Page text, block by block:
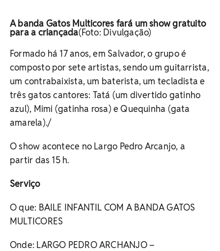
A banda Gatos Multicores fará um show gratuito
para a criançada(Foto: Divulgação)
Formado há 17 anos, em Salvador, o grupo é
composto por sete artistas, sendo um guitarrista,
um contrabaixista, um baterista, um tecladista e
três gatos cantores: Tatá (um divertido gatinho
azul), Mimi (gatinha rosa) e Quequinha (gata
amarela)./
O show acontece no Largo Pedro Arcanjo, a
partir das 15 h.
Serviço
O que: BAILE INFANTIL COM A BANDA GATOS
MULTICORES
Onde: LARGO PEDRO ARCHANJO –